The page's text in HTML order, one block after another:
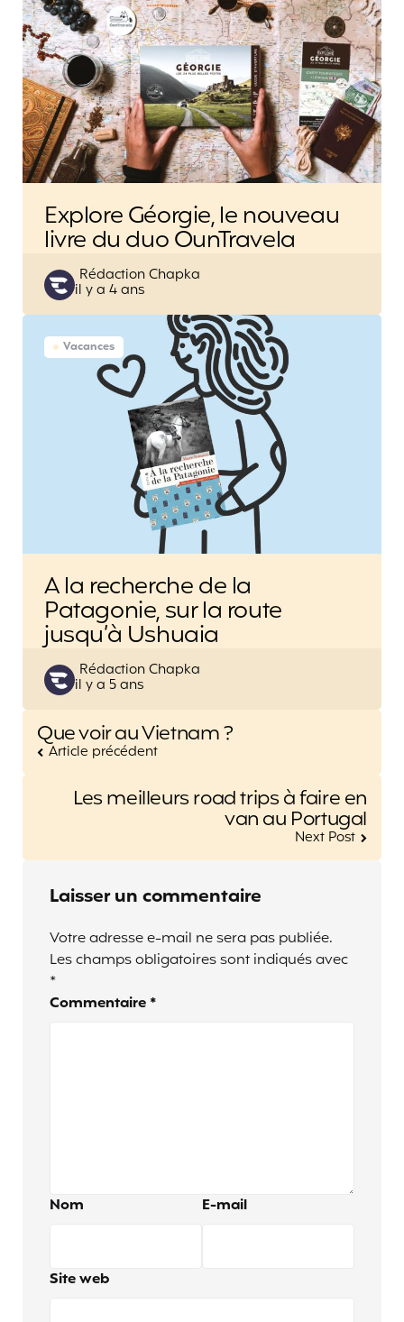
Explore Géorgie, le nouveau
livre du duo OunTravela
Posted
by
Rédaction Chapka
il y a 4 ans
Vacances
A la recherche de la
Patagonie, sur la route
jusqu’à Ushuaia
Posted
by
Rédaction Chapka
il y a 5 ans
Post
navigation
Que voir au Vietnam ?
Article précédent
Les meilleurs road trips à faire en
van au Portugal
Next Post
Laisser un commentaire
Votre adresse e-mail ne sera pas publiée.
Les champs obligatoires sont indiqués avec
*
Commentaire *
Nom E-mail
Site web